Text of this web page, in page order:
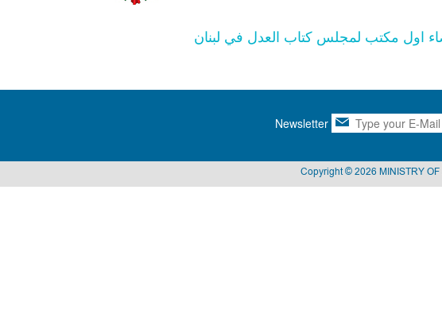
اول مكتب لمجلس كتاب العدل في لبنان
Newsletter
Copyright © 2026 MINISTRY